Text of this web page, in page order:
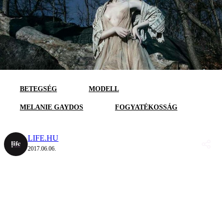
BETEGSÉG MODELL
MELANIE GAYDOS FOGYATÉKOSSÁG
LIFE.HU
2017.06.06.